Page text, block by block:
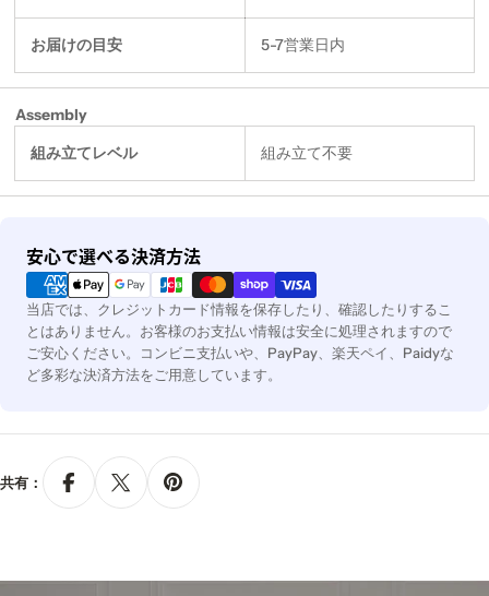
お届けの目安 5-7営業日内
Assembly
組み立てレベル
組み立て不要
安心で選べる決済方法
決
済
方
法
当店では、クレジットカード情報を保存したり、確認したりするこ
とはありません。お客様のお支払い情報は安全に処理されますので
ご安心ください。コンビニ支払いや、PayPay、楽天ペイ、Paidyな
ど多彩な決済方法をご用意しています。
共有：